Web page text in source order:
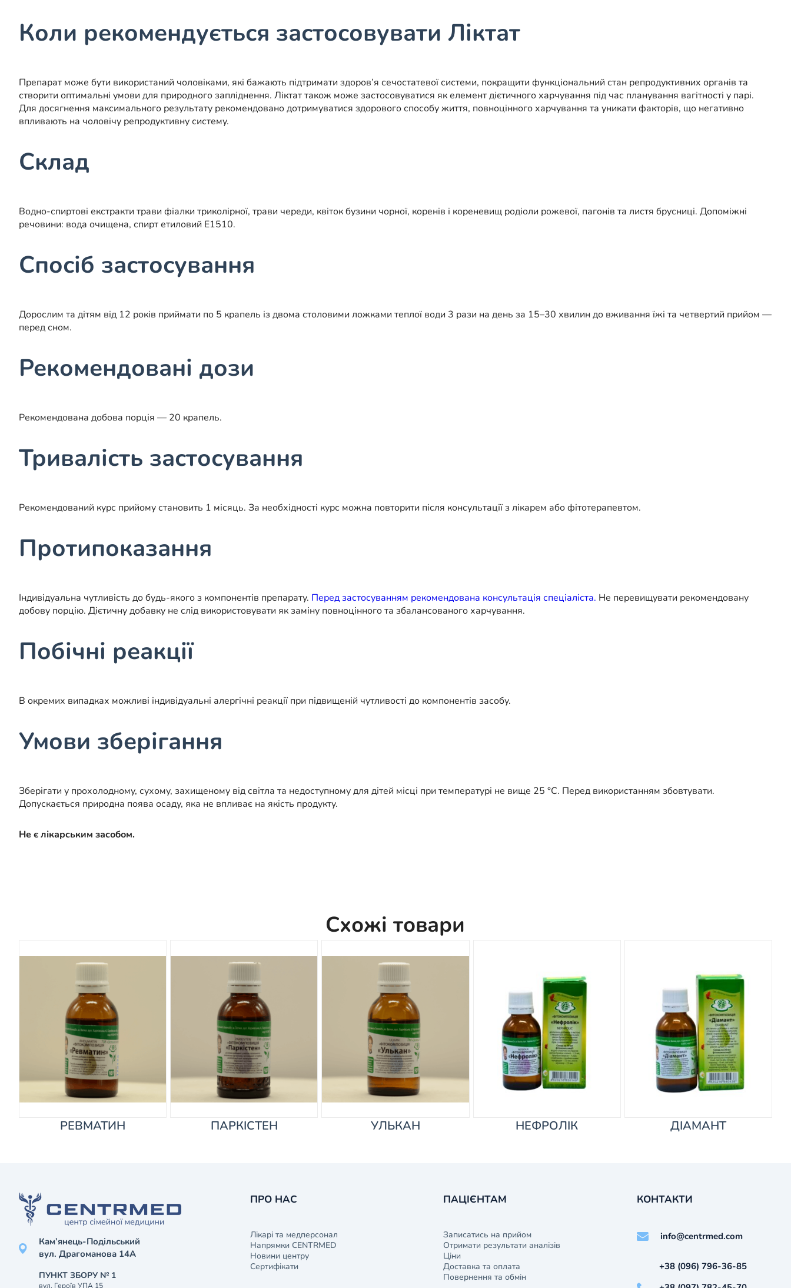
Коли рекомендується застосовувати Ліктат
Препарат може бути використаний чоловіками, які бажають підтримати здоров’я сечостатевої системи, покращити функціональний стан репродуктивних органів та
створити оптимальні умови для природного запліднення. Ліктат також може застосовуватися як елемент дієтичного харчування під час планування вагітності у парі.
Для досягнення максимального результату рекомендовано дотримуватися здорового способу життя, повноцінного харчування та уникати факторів, що негативно
впливають на чоловічу репродуктивну систему.
Склад
Водно-спиртові екстракти трави фіалки триколірної, трави череди, квіток бузини чорної, коренів і кореневищ родіоли рожевої, пагонів та листя брусниці. Допоміжні
речовини: вода очищена, спирт етиловий Е1510.
Спосіб застосування
Дорослим та дітям від 12 років приймати по 5 крапель із двома столовими ложками теплої води 3 рази на день за 15–30 хвилин до вживання їжі та четвертий прийом —
перед сном.
Рекомендовані дози
Рекомендована добова порція — 20 крапель.
Тривалість застосування
Рекомендований курс прийому становить 1 місяць. За необхідності курс можна повторити після консультації з лікарем або фітотерапевтом.
Протипоказання
Індивідуальна чутливість до будь-якого з компонентів препарату. Перед застосуванням рекомендована консультація спеціаліста. Не перевищувати рекомендовану
добову порцію. Дієтичну добавку не слід використовувати як заміну повноцінного та збалансованого харчування.
Побічні реакції
В окремих випадках можливі індивідуальні алергічні реакції при підвищеній чутливості до компонентів засобу.
Умови зберігання
Зберігати у прохолодному, сухому, захищеному від світла та недоступному для дітей місці при температурі не вище 25 °С. Перед використанням збовтувати.
Допускається природна поява осаду, яка не впливає на якість продукту.
Не є лікарським засобом.
Схожі товари
РЕВМАТИН ПАРКІСТЕН УЛЬКАН НЕФРОЛІК ДІАМАНТ
Кам’янець-Подільський
вул. Драгоманова 14А
ПУНКТ ЗБОРУ № 1
вул. Героїв УПА 15
ПРО НАС
Лікарі та медперсонал
Напрямки CENTRMED
Новини центру
Сертифікати
ПАЦІЄНТАМ
Записатись на прийом
Отримати результати аналізів
Ціни
Доставка та оплата
Повернення та обмін
КОНТАКТИ
info@centrmed.com
+38 (096) 796-36-85